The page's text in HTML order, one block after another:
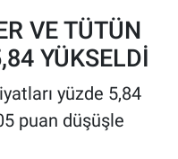
VE TÜTÜN
YÜKSELDİ
yüzde 5,84
puan düşüşle